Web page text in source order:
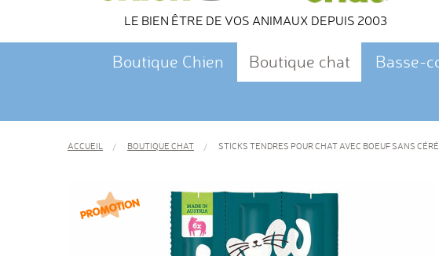
LE BIEN ÊTRE DE VOS ANIMAUX DEPUIS 2003
Boutique Chien Boutique chat Basse-
ACCUEIL BOUTIQUE CHAT STICKS TENDRES POUR CHAT AVEC BOEUF SANS